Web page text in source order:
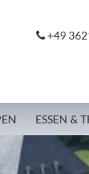
+49
ESSEN &